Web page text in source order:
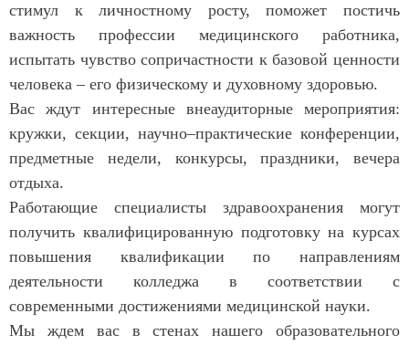
стимул к личностному росту, поможет постичь
важность профессии медицинского работника,
испытать чувство сопричастности к базовой ценности
человека – его физическому и духовному здоровью.
Вас ждут интересные внеаудиторные мероприятия:
кружки, секции, научно–практические конференции,
предметные недели, конкурсы, праздники, вечера
отдыха.
Работающие специалисты здравоохранения могут
получить квалифицированную подготовку на курсах
повышения квалификации по направлениям
деятельности колледжа в соответствии с
современными достижениями медицинской науки.
Мы ждем вас в стенах нашего образовательного